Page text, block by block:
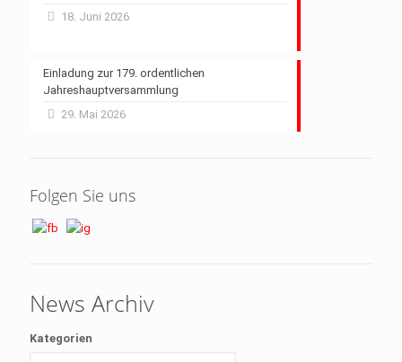
18. Juni 2026
Einladung zur 179. ordentlichen
Jahreshauptversammlung
29. Mai 2026
Folgen Sie uns
News Archiv
Kategorien